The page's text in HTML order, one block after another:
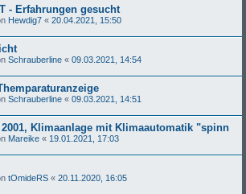
- Erfahrungen gesucht
Hewdig7 « 20.04.2021, 15:50
Schrauberline « 09.03.2021, 14:54
Schrauberline « 09.03.2021, 14:51
2001, Klimaanlage mit Klimaautomatik "spinn
Mareike « 19.01.2021, 17:03
tOmideRS « 20.11.2020, 16:05